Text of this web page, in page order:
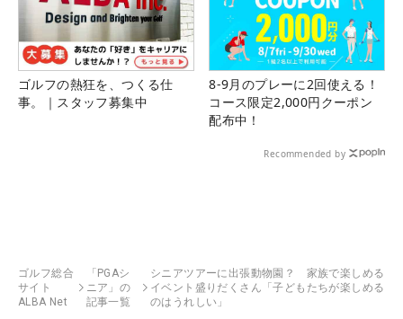
ゴルフの熱狂を、つくる仕
事。｜スタッフ募集中
8-9月のプレーに2回使える！
コース限定2,000円クーポン
配布中！
Recommended by
ゴルフ総合
サイト
ALBA Net
「PGAシ
ニア」の
記事一覧
シニアツアーに出張動物園？ 家族で楽しめる
イベント盛りだくさん「子どもたちが楽しめる
のはうれしい」